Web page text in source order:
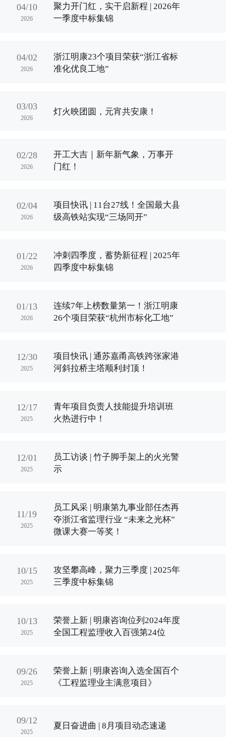
04/10
2026
聚力开门红，实干启新程 | 2026年
一季度中标集锦
04/02
2026
浙江明康23个项目荣获“浙江省标
准化优良工地”
03/03
2026
灯火映团圆，元宵共安康！
02/28
2026
开工大吉｜新年新气象，万事开
门红！
02/04
2026
项目快讯 | 11台27线！全国最大县
级高铁站实现“三场同开”
01/22
2026
冲刺四季度，蓄势新征程 | 2025年
四季度中标集锦
01/13
2026
连续7年上榜数量第一！浙江明康
26个项目荣获“杭州市标化工地”
12/30
2025
项目快讯 | 通苏嘉甬高铁跨张家港
河斜拉桥主塔顺利封顶！
12/17
2025
青年项目负责人技能提升培训班
火热进行中！
12/01
2025
员工访谈 | 竹子脚手架上的火光警
示
11/19
2025
员工风采 | 明康第九事业部任杰再
夺浙江省监理行业 “未来之光杯”
微课大赛一等奖！
10/15
2025
攻坚攀高峰，聚力三季度 | 2025年
三季度中标集锦
10/13
2025
荣誉上新 | 明康咨询位列2024年度
全国工程监理收入百强第24位
09/26
2025
荣誉上新 | 明康咨询入选全国百个
《工程监理业主满意项目》
09/12
2025
夏日奋进曲 | 8月项目动态速递